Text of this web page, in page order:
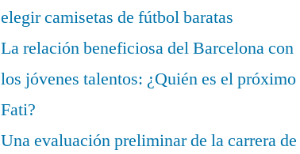
elegir camisetas de fútbol baratas
La relación beneficiosa del Barcelona con
los jóvenes talentos: ¿Quién es el próximo
Fati?
Una evaluación preliminar de la carrera de